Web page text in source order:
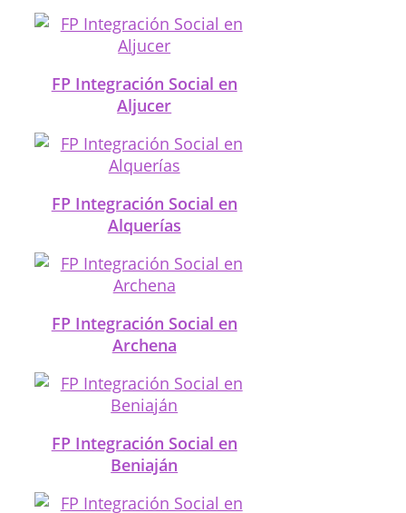
FP Integración Social en
Aljucer
FP Integración Social en
Alquerías
FP Integración Social en
Archena
FP Integración Social en
Beniaján